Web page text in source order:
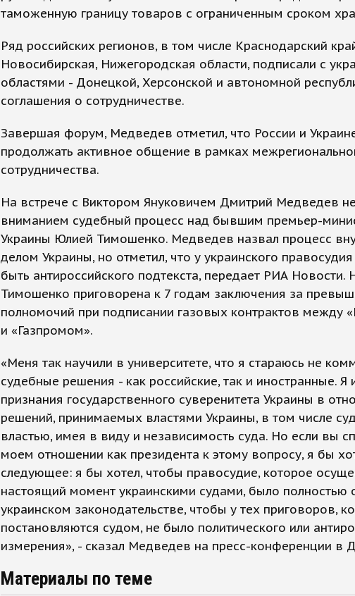
таможенную границу товаров с ограниченным сроком
Ряд российских регионов, в том числе Краснодарский
Новосибирская, Нижегородская области, подписали с
областями - Донецкой, Херсонской и автономной
соглашения о сотрудничестве.
Завершая форум, Медведев отметил, что России и
продолжать активное общение в рамках
сотрудничества.
На встрече с Виктором Януковичем Дмитрий Медведев
вниманием судебный процесс над бывшим премьер-
Украины Юлией Тимошенко. Медведев назвал процесс
делом Украины, но отметил, что у украинского
быть антироссийского подтекста, передает РИА Новости.
Тимошенко приговорена к 7 годам заключения за
полномочий при подписании газовых контрактов между
и «Газпромом».
«Меня так научили в университете, что я стараюсь не
судебные решения - как российские, так и иностранные. Я
признания государственного суверенитета Украины в
решений, принимаемых властями Украины, в том числе
властью, имея в виду и независимость суда. Но если вы
моем отношении как президента к этому вопросу, я бы
следующее: я бы хотел, чтобы правосудие, которое
настоящий момент украинскими судами, было полностью
украинском законодательстве, чтобы у тех приговоров,
постановляются судом, не было политического или
измерения», - сказал Медведев на пресс-конференции в
Материалы по теме